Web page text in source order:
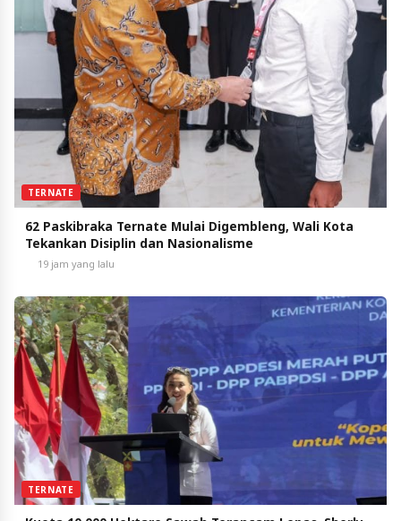
TERNATE
62 Paskibraka Ternate Mulai Digembleng, Wali Kota
Tekankan Disiplin dan Nasionalisme
19 jam yang lalu
TERNATE